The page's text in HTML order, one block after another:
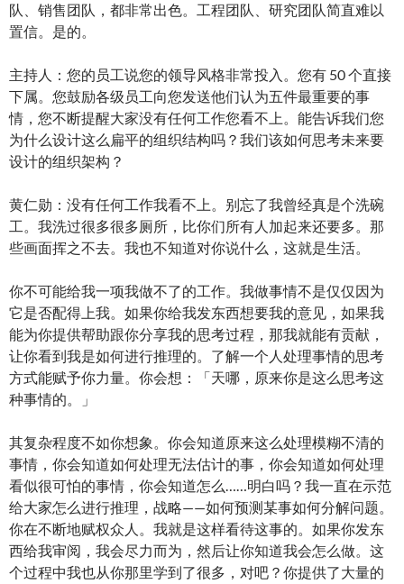
队、销售团队，都非常出色。工程团队、研究团队简直难以
置信。是的。
主持人：您的员工说您的领导风格非常投入。您有 50 个直接
下属。您鼓励各级员工向您发送他们认为五件最重要的事
情，您不断提醒大家没有任何工作您看不上。能告诉我们您
为什么设计这么扁平的组织结构吗？我们该如何思考未来要
设计的组织架构？
黄仁勋：没有任何工作我看不上。别忘了我曾经真是个洗碗
工。我洗过很多很多厕所，比你们所有人加起来还要多。那
些画面挥之不去。我也不知道对你说什么，这就是生活。
你不可能给我一项我做不了的工作。我做事情不是仅仅因为
它是否配得上我。如果你给我发东西想要我的意见，如果我
能为你提供帮助跟你分享我的思考过程，那我就能有贡献，
让你看到我是如何进行推理的。了解一个人处理事情的思考
方式能赋予你力量。你会想：「天哪，原来你是这么思考这
种事情的。」
其复杂程度不如你想象。你会知道原来这么处理模糊不清的
事情，你会知道如何处理无法估计的事，你会知道如何处理
看似很可怕的事情，你会知道怎么……明白吗？我一直在示范
给大家怎么进行推理，战略——如何预测某事如何分解问题。
你在不断地赋权众人。我就是这样看待这事的。如果你发东
西给我审阅，我会尽力而为，然后让你知道我会怎么做。这
个过程中我也从你那里学到了很多，对吧？你提供了大量的